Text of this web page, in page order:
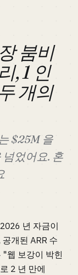
붐비
, 1 인
개의
$25M 을
었어요. 혼
년 자금이
개된 ARR 수
"웹 보강이 박힌
2 년 만에